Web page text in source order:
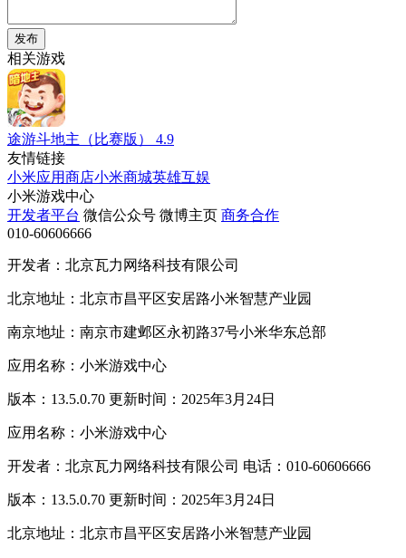
发布
相关游戏
途游斗地主（比赛版）
4.9
友情链接
小米应用商店小米商城英雄互娱
小米游戏中心
开发者平台 微信公众号 微博主页 商务合作
010-60606666
开发者：北京瓦力网络科技有限公司
北京地址：北京市昌平区安居路小米智慧产业园
南京地址：南京市建邺区永初路37号小米华东总部
应用名称：小米游戏中心
版本：13.5.0.70 更新时间：2025年3月24日
应用名称：小米游戏中心
开发者：北京瓦力网络科技有限公司 电话：010-60606666
版本：13.5.0.70 更新时间：2025年3月24日
北京地址：北京市昌平区安居路小米智慧产业园